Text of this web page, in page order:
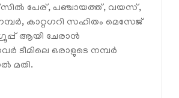
പേര്, പഞ്ചായത്ത്, വയസ്,
കാറ്റഗറി സഹിതം മെസേജ്
ആയി ചേരാന്‍
ടീമിലെ ഒരാളുടെ നമ്പര്‍
മതി.